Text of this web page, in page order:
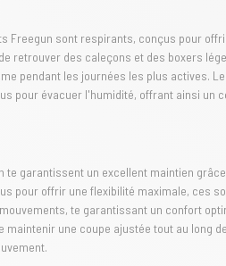
Freegun sont respirants, conçus pour
retrouver des caleçons et des boxers
pendant les journées les plus actives.
pour évacuer l'humidité, offrant ainsi un
te garantissent un excellent maintien
pour offrir une flexibilité maximale, ces
te garantissant un confort
maintenir une coupe ajustée tout au long